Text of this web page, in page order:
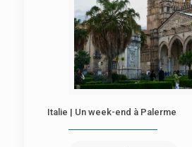
Italie | Un week-end à Palerme